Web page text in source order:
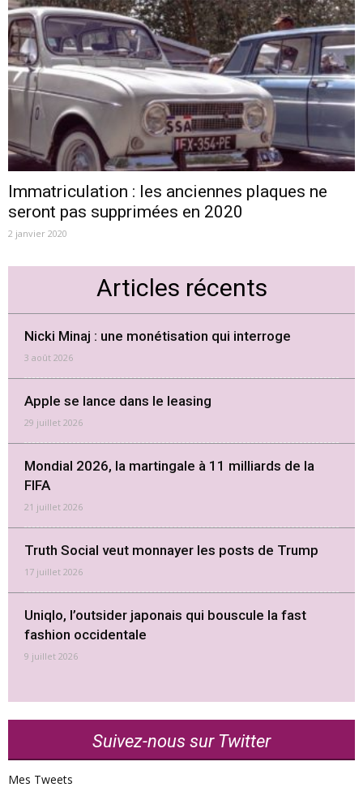
Immatriculation : les anciennes plaques ne
seront pas supprimées en 2020
2 janvier 2020
Articles récents
Nicki Minaj : une monétisation qui interroge
3 août 2026
Apple se lance dans le leasing
29 juillet 2026
Mondial 2026, la martingale à 11 milliards de la
FIFA
21 juillet 2026
Truth Social veut monnayer les posts de Trump
17 juillet 2026
Uniqlo, l’outsider japonais qui bouscule la fast
fashion occidentale
9 juillet 2026
Suivez-nous sur Twitter
Mes Tweets